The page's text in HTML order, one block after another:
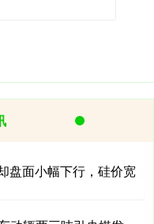
盘面小幅下行，硅价宽